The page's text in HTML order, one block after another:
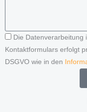
Die
Kontaktformulars erfolgt
DSGVO wie in den